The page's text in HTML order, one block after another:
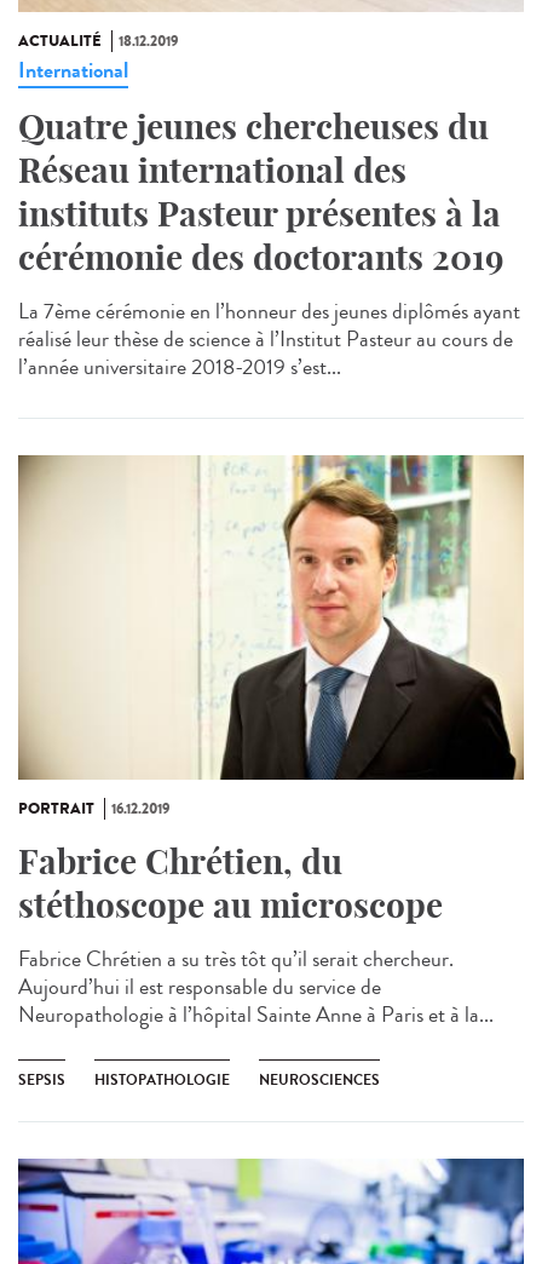
ACTUALITÉ 18.12.2019
International
Quatre jeunes chercheuses du
Réseau international des
instituts Pasteur présentes à la
cérémonie des doctorants 2019
La 7ème cérémonie en l’honneur des jeunes diplômés ayant
réalisé leur thèse de science à l’Institut Pasteur au cours de
l’année universitaire 2018-2019 s’est...
PORTRAIT 16.12.2019
Fabrice Chrétien, du
stéthoscope au microscope
Fabrice Chrétien a su très tôt qu’il serait chercheur.
Aujourd’hui il est responsable du service de
Neuropathologie à l’hôpital Sainte Anne à Paris​ et à la...
SEPSIS HISTOPATHOLOGIE NEUROSCIENCES